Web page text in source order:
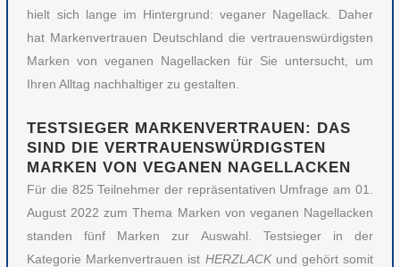
hielt sich lange im Hintergrund: veganer Nagellack. Daher
hat Markenvertrauen Deutschland die vertrauenswürdigsten
Marken von veganen Nagellacken für Sie untersucht, um
Ihren Alltag nachhaltiger zu gestalten.
TESTSIEGER MARKENVERTRAUEN: DAS
SIND DIE VERTRAUENSWÜRDIGSTEN
MARKEN VON VEGANEN NAGELLACKEN
Für die 825 Teilnehmer der repräsentativen Umfrage am 01.
August 2022 zum Thema Marken von veganen Nagellacken
standen fünf Marken zur Auswahl. Testsieger in der
Kategorie Markenvertrauen ist HERZLACKund gehört somit